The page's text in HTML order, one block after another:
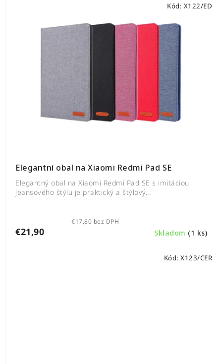
Elegantní obal na Xiaomi Redmi Pad SE
Skladom (1 ks)
€17,80 bez DPH
€21,90
Elegantný obal na Xiaomi Redmi Pad SE s imitáciou
jeansového štýlu je praktický a štýlový...
Kód: X122/ED
Kód: X123/CER